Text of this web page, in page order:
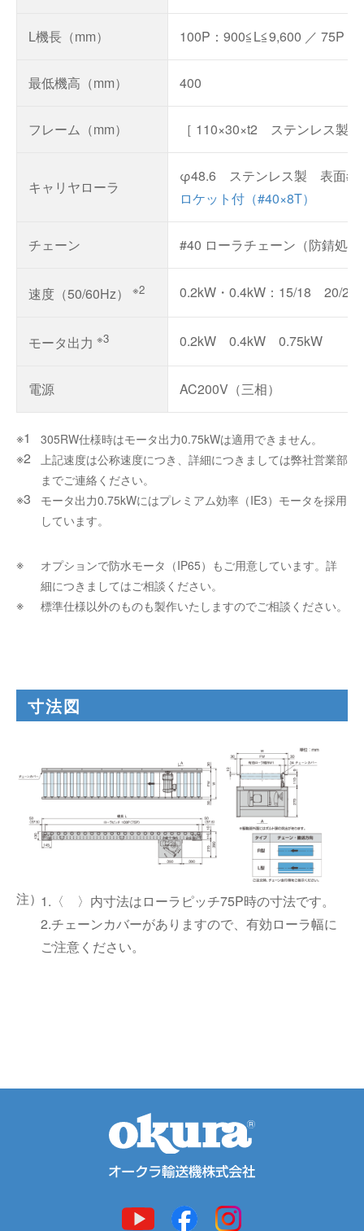
L機長（mm） 100P：900≦L≦9,600 ／ 75P：
最低機高（mm） 400
フレーム（mm） ［ 110×30×t2 ステンレス製
キャリヤローラ
φ48.6 ステンレス製 表面
ロケット付（#40×8T）
チェーン #40 ローラチェーン（防錆処
速度（50/60Hz） ※2 0.2kW・0.4kW：15/18 20/24
モータ出力 ※3 0.2kW 0.4kW 0.75kW
電源 AC200V（三相）
305RW仕様時はモータ出力0.75kWは適用できません。
上記速度は公称速度につき、詳細につきましては弊社営業部
までご連絡ください。
モータ出力0.75kWにはプレミアム効率（IE3）モータを採用
しています。
オプションで防水モータ（IP65）もご用意しています。詳
細につきましてはご相談ください。
標準仕様以外のものも製作いたしますのでご相談ください。
寸法図
1.〈 〉内寸法はローラピッチ75P時の寸法です。
2.チェーンカバーがありますので、有効ローラ幅に
ご注意ください。